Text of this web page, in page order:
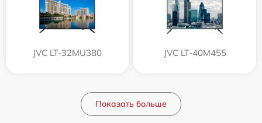
JVC LT-32MU380 JVC LT-40M455
Показать больше